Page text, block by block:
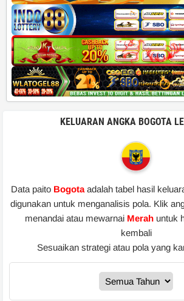
KELUARAN ANGKA BOGOTA
Data paito Bogota adalah tabel hasil
digunakan untuk menganalisis pola. Klik
menandai atau mewarnai Merah untuk
kembali
Sesuaikan strategi atau pola yang